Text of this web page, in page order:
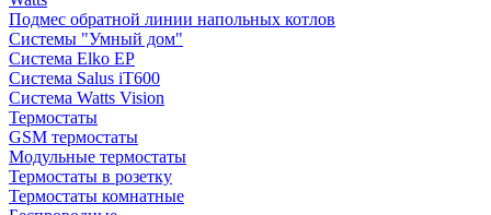
Подмес обратной линии напольных котлов
Системы "Умный дом"
Система Elko EP
Система Salus iT600
Система Watts Vision
Термостаты
GSM термостаты
Модульные термостаты
Термостаты в розетку
Термостаты комнатные